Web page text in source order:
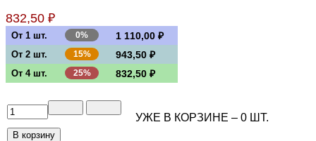
832,50 ₽
От 1 шт. 0% 1 110,00 ₽
От 2 шт. 15% 943,50 ₽
От 4 шт. 25% 832,50 ₽
УЖЕ В КОРЗИНЕ – 0 ШТ.